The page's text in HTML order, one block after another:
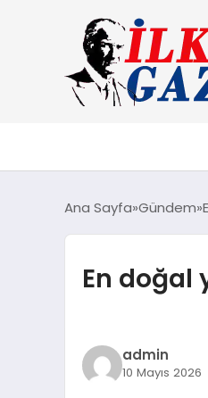
Ana Sayfa Gündem
En doğal
admin
10 Mayıs 2026